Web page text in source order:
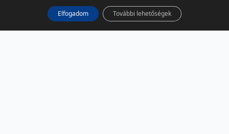
Elfogadom További lehetőségek